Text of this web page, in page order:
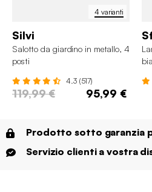
4 varianti
Silvi
Salotto da giardino in metallo, 4
posti
4.3 (517)
119,99 € 95,99 €
Prodotto sotto garanzia
Servizio clienti a vostra